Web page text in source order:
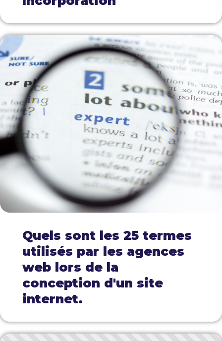
Quels sont les 25 termes
utilisés par les agences
web lors de la
conception d'un site
internet.